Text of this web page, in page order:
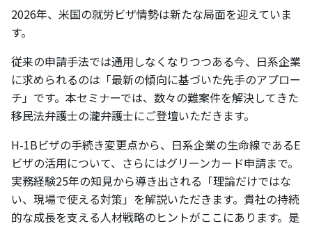
2026年、米国の就労ビザ情勢は新たな局面を迎えていま
す。
従来の申請手法では通用しなくなりつつある今、日系企業
に求められるのは「最新の傾向に基づいた先手のアプロー
チ」です。本セミナーでは、数々の難案件を解決してきた
移民法弁護士の瀧弁護士にご登壇いただきます。
H-1Bビザの手続き変更点から、日系企業の生命線であるE
ビザの活用について、さらにはグリーンカード申請まで。
実務経験25年の知見から導き出される「理論だけではな
い、現場で使える対策」を解説いただきます。貴社の持続
的な成長を支える人材戦略のヒントがここにあります。是